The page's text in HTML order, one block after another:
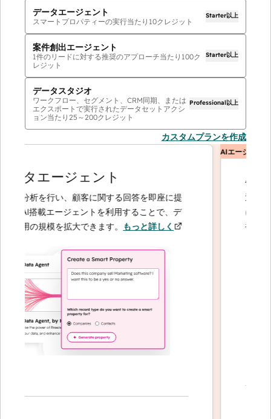
データエージェント
スマートプロパティーの実行当たり 10クレジット
Starter以上
案件創出エージェント
1件のリードに対する推奨のアプローチ当たり 100ク
レジット
Starter以上
データスタジオ
ワークフロー、セグメント、CRM同期、または
エクスポートで実行されたデータセットアクシ
ョン当たり 25 ～200クレジット
Professional以上
カスタムプランを作成
タエージェント
分析を行い、顧客に関する回答を即座に提
AI搭載エージェントを利用することで、デ
用の規模を拡大できます。もっと詳しく
AIエージェント
顧客
迅速か
に応じ
複雑な